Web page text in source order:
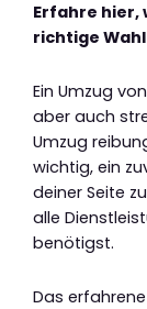
Erfahre hier,
richtige
Ein Umzug
aber auch
Umzug
wichtig, ein
deiner Seite
alle
benötigst.
Das